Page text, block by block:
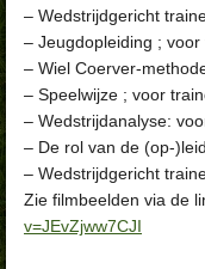
– Wedstrijdgericht
– Jeugdopleiding ;
– Wiel Coerver-
– Speelwijze ; voor
– Wedstrijdanalyse:
– De rol van de (op-
– Wedstrijdgericht
Zie filmbeelden via de
v=JEvZjww7CJI